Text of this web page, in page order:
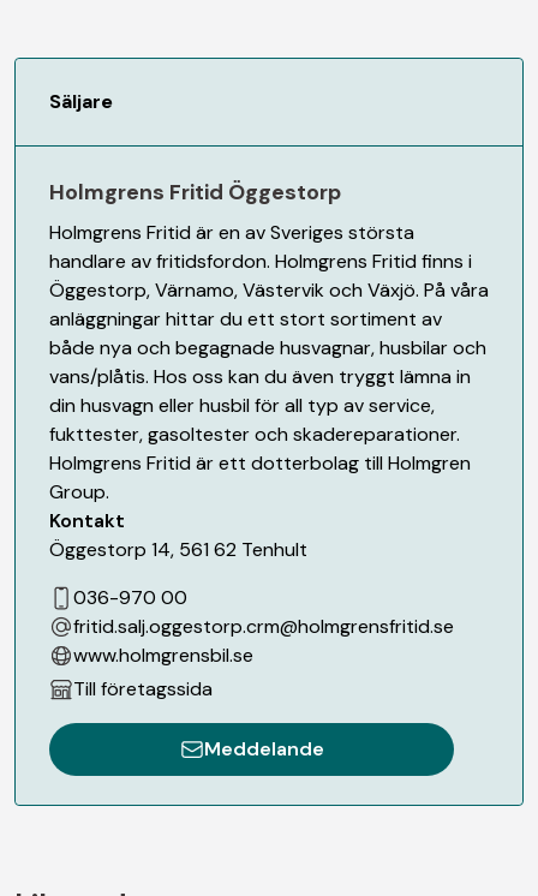
Säljare
Holmgrens Fritid Öggestorp
Holmgrens Fritid är en av Sveriges största
handlare av fritidsfordon. Holmgrens Fritid finns i
Öggestorp, Värnamo, Västervik och Växjö. På våra
anläggningar hittar du ett stort sortiment av
både nya och begagnade husvagnar, husbilar och
vans/plåtis. Hos oss kan du även tryggt lämna in
din husvagn eller husbil för all typ av service,
fukttester, gasoltester och skadereparationer.
Holmgrens Fritid är ett dotterbolag till Holmgren
Group.
Kontakt
Öggestorp 14, 561 62 Tenhult
036-970 00
fritid.salj.oggestorp.crm@holmgrensfritid.se
www.holmgrensbil.se
Till företagssida
Meddelande